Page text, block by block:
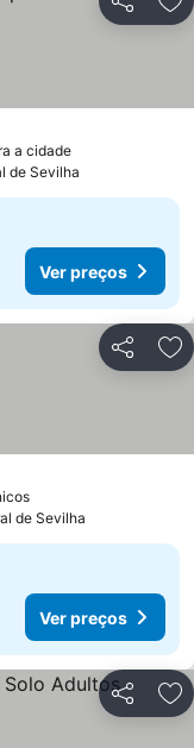
Partilhar
a cidadeVer preços
de Sevilha
Ver preços
Partilhar
Ver preços
de Sevilha
Ver preços
Partilhar